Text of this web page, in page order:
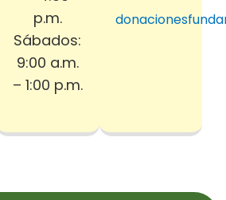
p.m.
Sábados:
9:00 a.m.
– 1:00 p.m.